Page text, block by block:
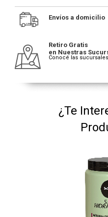
Envíos a domicilio
Retiro Gratis
en Nuestras
Conocé las
¿Te